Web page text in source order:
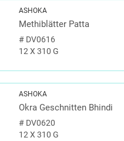
ASHOKA
Methiblätter Patta
#DV0616
12 X 310 G
ASHOKA
Okra Geschnitten Bhindi
#DV0620
12 X 310 G